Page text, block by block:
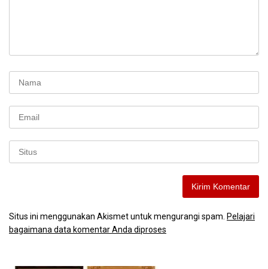
Situs ini menggunakan Akismet untuk mengurangi spam. Pelajari
bagaimana data komentar Anda diproses